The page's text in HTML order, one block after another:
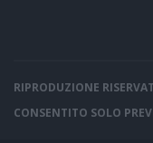
RIPRODUZIONE
CONSENTITO SOLO